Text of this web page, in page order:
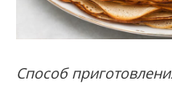
Способ